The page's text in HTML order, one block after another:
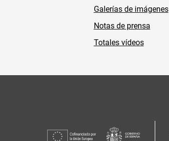
Galerías de imágenes
Notas de prensa
Totales vídeos